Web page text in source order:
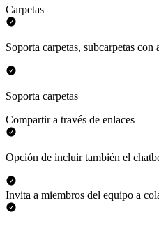
Carpetas
Soporta carpetas, subcarpetas
Soporta carpetas
Compartir a través de enlaces
Opción de incluir también el
Invita a miembros del equipo a